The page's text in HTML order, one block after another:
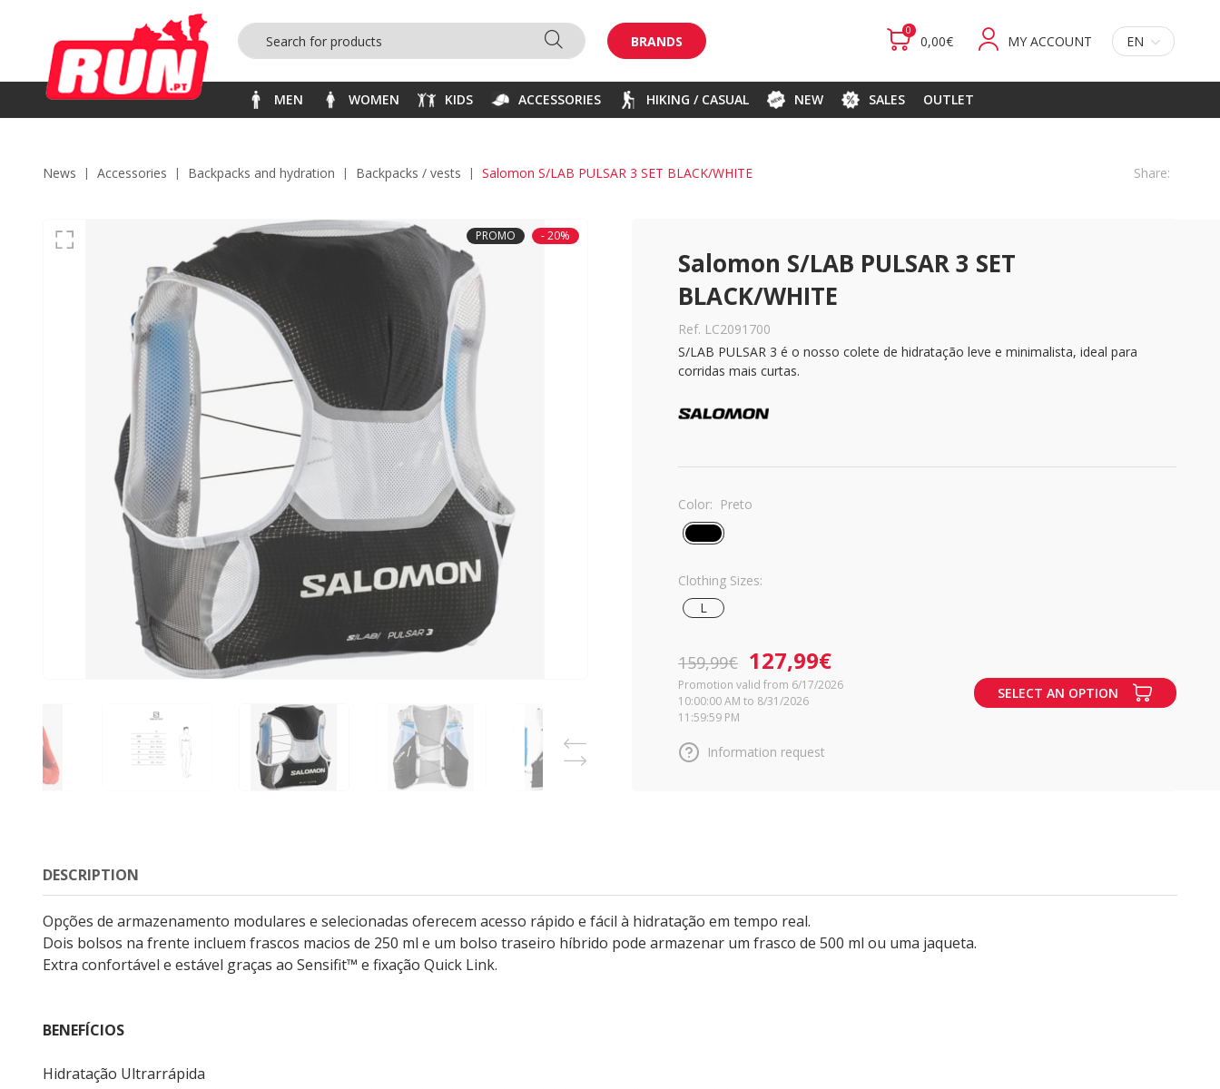
BRANDS
0
0,00€ MY ACCOUNT EN
MEN WOMEN KIDS ACCESSORIES HIKING / CASUAL NEW SALES OUTLET
News accessories backpacks and hydration backpacks / vests Salomon S/LAB PULSAR 3 SET BLACK/WHITE Share:
PROMO - 20%
Salomon S/LAB PULSAR 3 SET
BLACK/WHITE
Ref. LC2091700
S/LAB PULSAR 3 é o nosso colete de hidratação leve e minimalista, ideal para
corridas mais curtas.
Color: Preto
Clothing Sizes:
L
159,99€ 127,99€
Promotion valid from 6/17/2026
10:00:00 AM to 8/31/2026
11:59:59 PM
SELECT AN OPTION
Information request
DESCRIPTION
Opções de armazenamento modulares e selecionadas oferecem acesso rápido e fácil à hidratação em tempo real.
Dois bolsos na frente incluem frascos macios de 250 ml e um bolso traseiro híbrido pode armazenar um frasco de 500 ml ou uma jaqueta.
Extra confortável e estável graças ao Sensifit™ e fixação Quick Link.
BENEFÍCIOS
Hidratação Ultrarrápida